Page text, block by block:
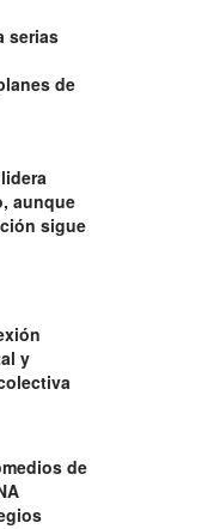
serias
de
aunque
sigue
y
de